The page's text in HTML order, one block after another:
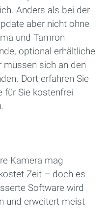
Anders als bei der
aber nicht ohne
und Tamron
optional erhältliche
sich an den
Dort erfahren Sie
für Sie kostenfrei
Kamera mag
Zeit – doch es
Software wird
und erweitert meist